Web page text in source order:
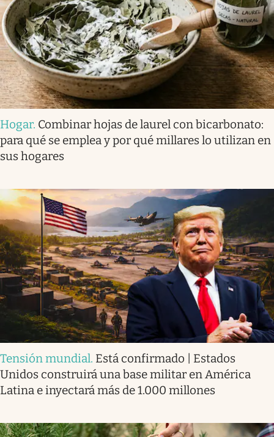
Hogar. Combinar hojas de laurel con bicarbonato:
para qué se emplea y por qué millares lo utilizan en
sus hogares
Tensión mundial. Está confirmado | Estados
Unidos construirá una base militar en América
Latina e inyectará más de 1.000 millones